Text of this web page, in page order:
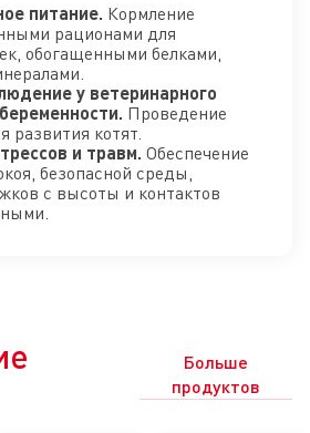
питание. Кормление
рационами для
обогащенными белками,
у ветеринарного
Проведение
развития котят.
и травм. Обеспечение
безопасной среды,
с высоты и контактов
Больше
продуктов